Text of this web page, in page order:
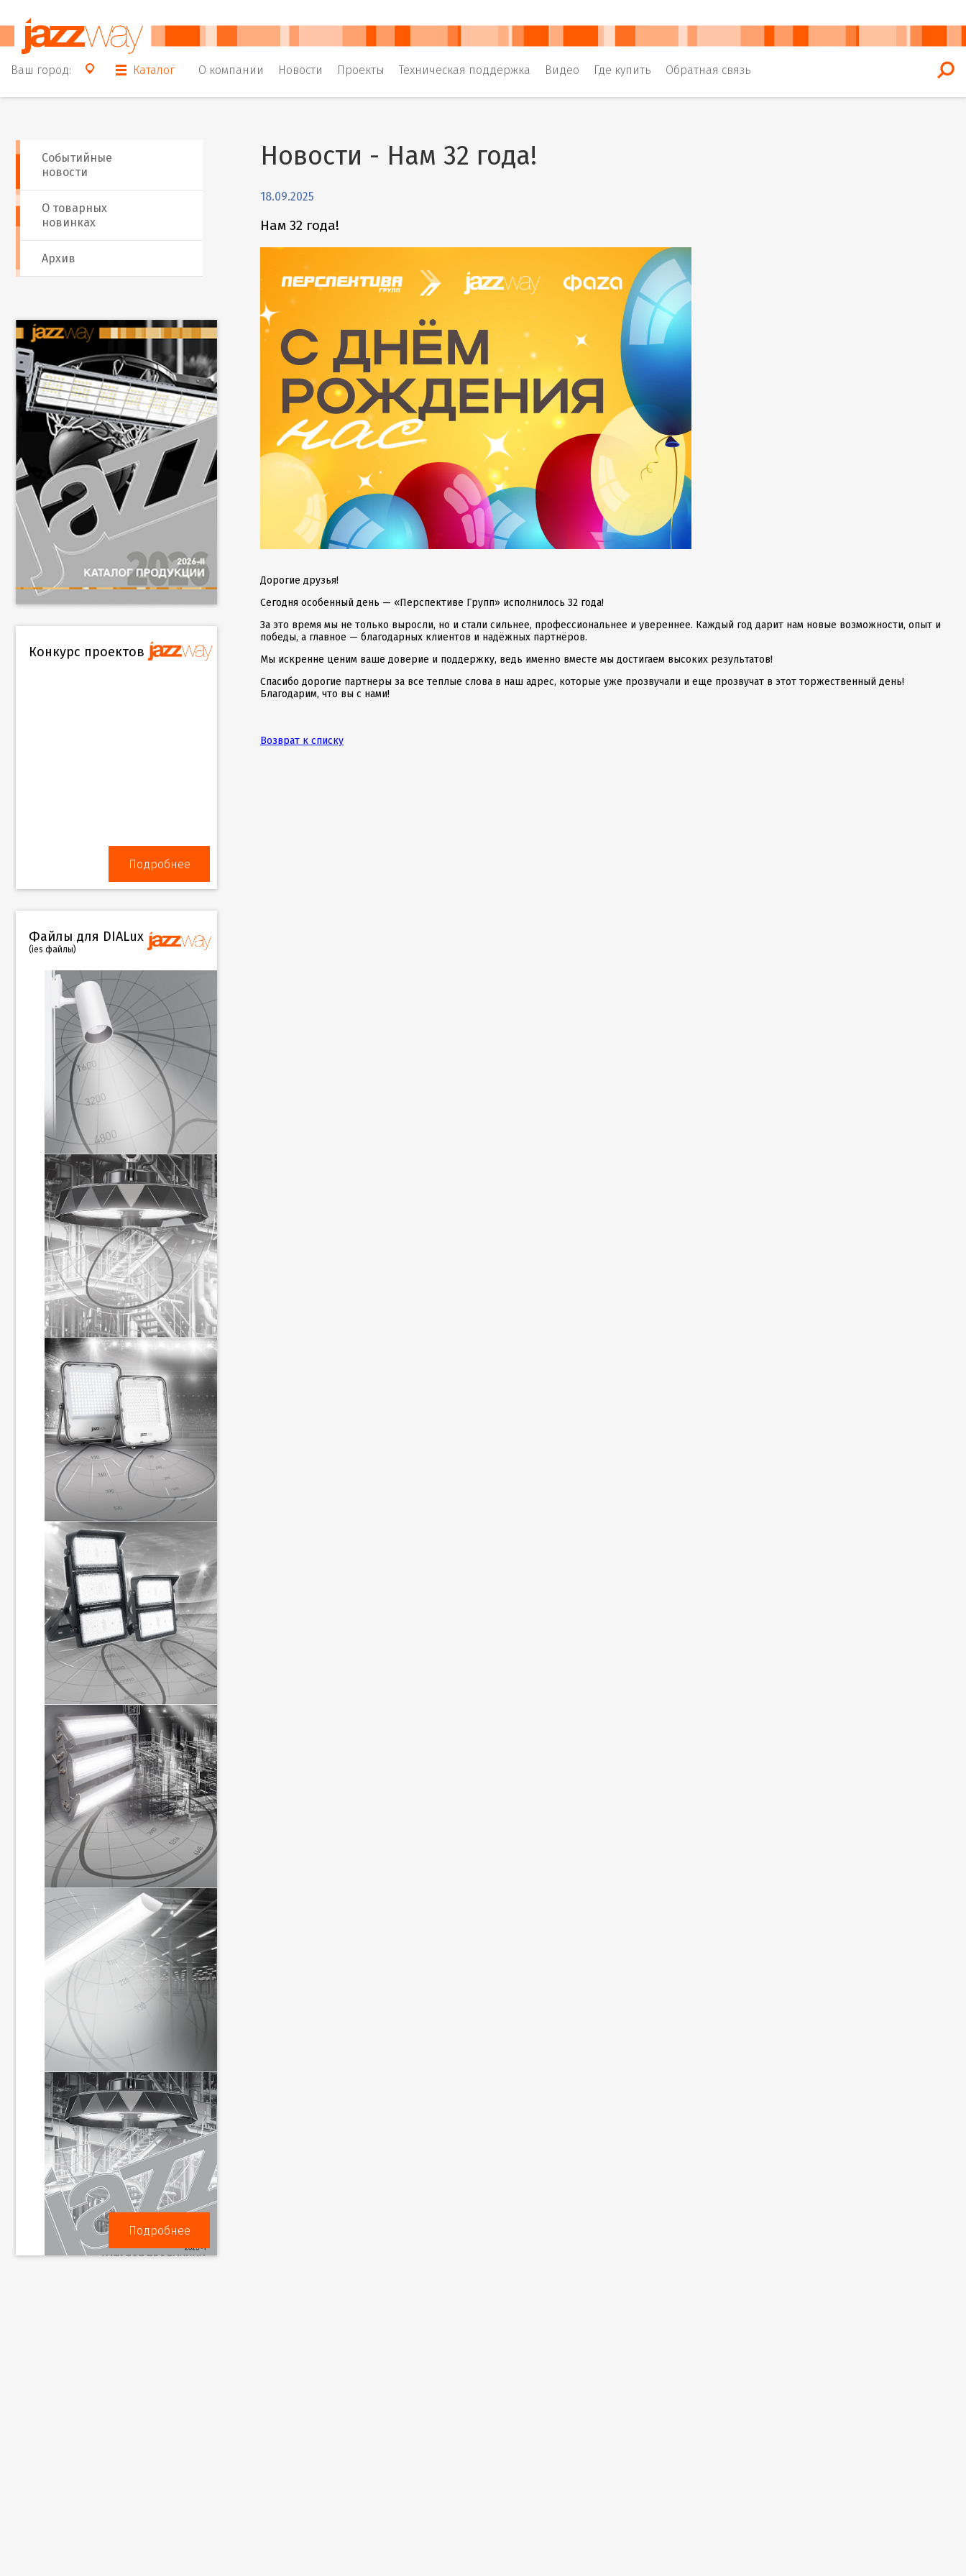
Ваш город: Каталог О компании Новости Проекты Техническая поддержка Видео Где купить Обратная связь
Событийные
новости
О товарных
новинках
Архив
Конкурс проектов
Подробнее
Файлы для DIALux
(ies файлы)
Подробнее
Новости - Нам 32 года!
18.09.2025
Нам 32 года!
Дорогие друзья!
Сегодня особенный день — «Перспективе Групп» исполнилось 32 года!
За это время мы не только выросли, но и стали сильнее, профессиональнее и увереннее. Каждый год дарит нам новые возможности, опыт и
победы, а главное — благодарных клиентов и надёжных партнёров.
Мы искренне ценим ваше доверие и поддержку, ведь именно вместе мы достигаем высоких результатов!
Спасибо дорогие партнеры за все теплые слова в наш адрес, которые уже прозвучали и еще прозвучат в этот торжественный день!
Благодарим, что вы с нами!
Возврат к списку